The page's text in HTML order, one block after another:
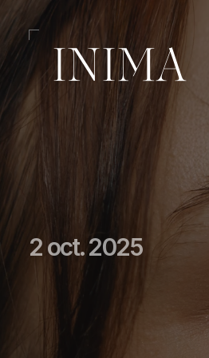
2 oct. 2025